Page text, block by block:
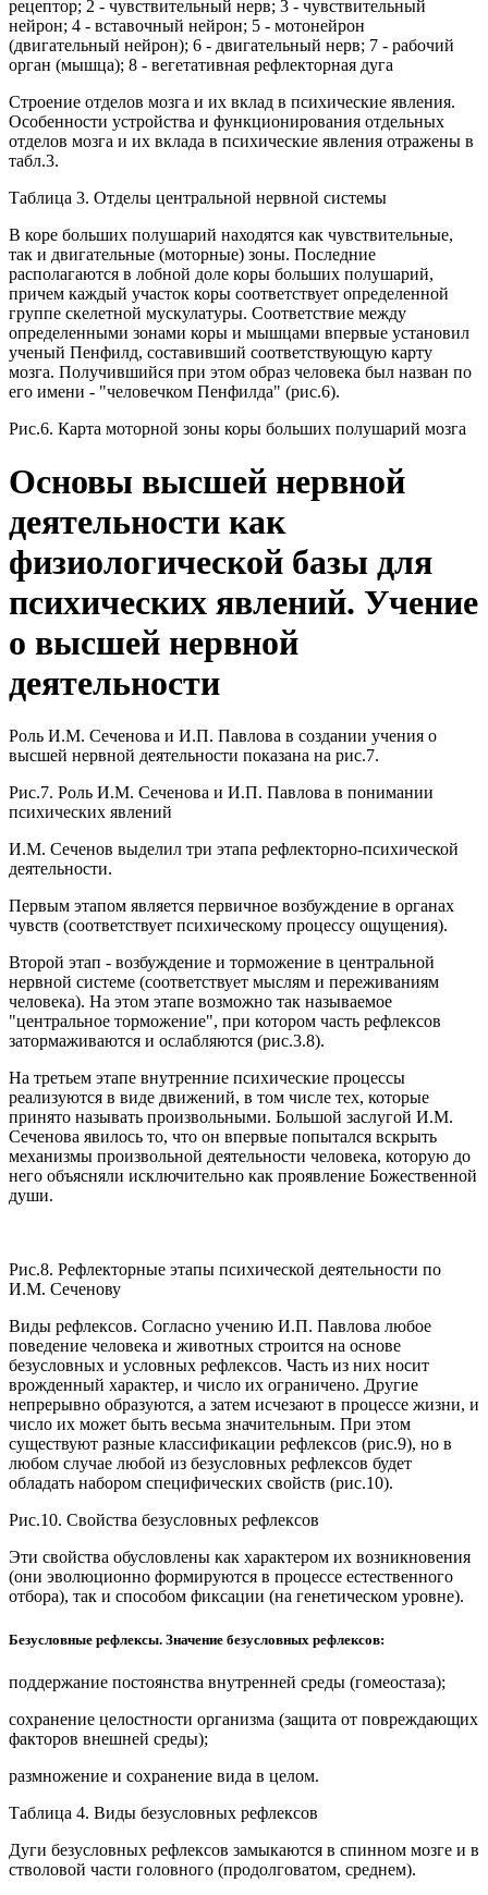
рецептор; 2 - чувствительный нерв; 3 - чувствительный
нейрон; 4 - вставочный нейрон; 5 - мотонейрон
(двигательный нейрон); 6 - двигательный нерв; 7 - рабочий
орган (мышца); 8 - вегетативная рефлекторная дуга
Строение отделов мозга и их вклад в психические явления.
Особенности устройства и функционирования отдельных
отделов мозга и их вклада в психические явления отражены в
табл.3.
Таблица 3. Отделы центральной нервной системы
В коре больших полушарий находятся как чувствительные,
так и двигательные (моторные) зоны. Последние
располагаются в лобной доле коры больших полушарий,
причем каждый участок коры соответствует определенной
группе скелетной мускулатуры. Соответствие между
определенными зонами коры и мышцами впервые установил
ученый Пенфилд, составивший соответствующую карту
мозга. Получившийся при этом образ человека был назван по
его имени - "человечком Пенфилда" (рис.6).
Рис.6. Карта моторной зоны коры больших полушарий мозга
Основы высшей нервной
деятельности как
физиологической базы для
психических явлений. Учение
о высшей нервной
деятельности
Роль И.М. Сеченова и И.П. Павлова в создании учения о
высшей нервной деятельности показана на рис.7.
Рис.7. Роль И.М. Сеченова и И.П. Павлова в понимании
психических явлений
И.М. Сеченов выделил три этапа рефлекторно-психической
деятельности.
Первым этапом является первичное возбуждение в органах
чувств (соответствует психическому процессу ощущения).
Второй этап - возбуждение и торможение в центральной
нервной системе (соответствует мыслям и переживаниям
человека). На этом этапе возможно так называемое
"центральное торможение", при котором часть рефлексов
затормаживаются и ослабляются (рис.3.8).
На третьем этапе внутренние психические процессы
реализуются в виде движений, в том числе тех, которые
принято называть произвольными. Большой заслугой И.М.
Сеченова явилось то, что он впервые попытался вскрыть
механизмы произвольной деятельности человека, которую до
него объясняли исключительно как проявление Божественной
души.
Рис.8. Рефлекторные этапы психической деятельности по
И.М. Сеченову
Виды рефлексов. Согласно учению И.П. Павлова любое
поведение человека и животных строится на основе
безусловных и условных рефлексов. Часть из них носит
врожденный характер, и число их ограничено. Другие
непрерывно образуются, а затем исчезают в процессе жизни, и
число их может быть весьма значительным. При этом
существуют разные классификации рефлексов (рис.9), но в
любом случае любой из безусловных рефлексов будет
обладать набором специфических свойств (рис.10).
Рис.10. Свойства безусловных рефлексов
Эти свойства обусловлены как характером их возникновения
(они эволюционно формируются в процессе естественного
отбора), так и способом фиксации (на генетическом уровне).
Безусловные рефлексы. Значение безусловных рефлексов:
поддержание постоянства внутренней среды (гомеостаза);
сохранение целостности организма (защита от повреждающих
факторов внешней среды);
размножение и сохранение вида в целом.
Таблица 4. Виды безусловных рефлексов
Дуги безусловных рефлексов замыкаются в спинном мозге и в
стволовой части головного (продолговатом, среднем).